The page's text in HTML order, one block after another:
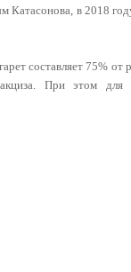
Катасонова, в 2018
составляет 75%
При этом для